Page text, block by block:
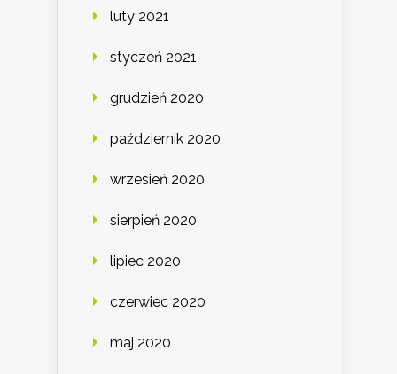
luty 2021
styczeń 2021
grudzień 2020
październik 2020
wrzesień 2020
sierpień 2020
lipiec 2020
czerwiec 2020
maj 2020